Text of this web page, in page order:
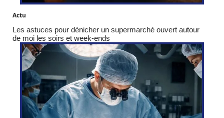
Actu
Les astuces pour dénicher un supermarché ouvert autour
de moi les soirs et week-ends